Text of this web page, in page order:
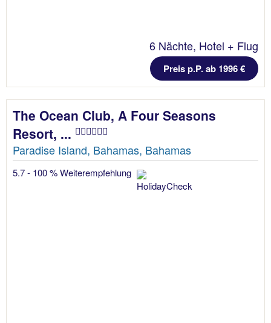
6 Nächte, Hotel + Flug
Preis p.P. ab 1996 €
The Ocean Club, A Four Seasons
Resort, ...
Paradise Island, Bahamas, Bahamas
5.7 - 100 % Weiterempfehlung